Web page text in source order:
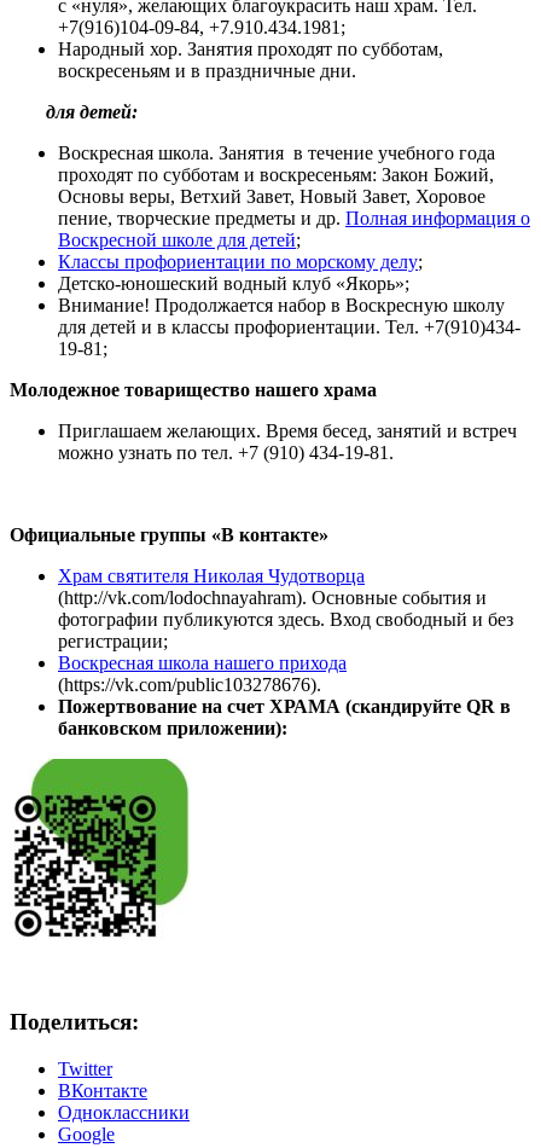
с «нуля», желающих благоукрасить наш храм. Тел.
+7(916)104-09-84, +7.910.434.1981;
Народный хор. Занятия проходят по субботам,
воскресеньям и в праздничные дни.
для детей:
Воскресная школа. Занятия в течение учебного года
проходят по субботам и воскресеньям: Закон Божий,
Основы веры, Ветхий Завет, Новый Завет, Хоровое
пение, творческие предметы и др. Полная информация о
Воскресной школе для детей;
Классы профориентации по морскому делу;
Детско-юношеский водный клуб «Якорь»;
Внимание! Продолжается набор в Воскресную школу
для детей и в классы профориентации. Тел. +7(910)434-
19-81;
Молодежное товарищество нашего храма
Приглашаем желающих. Время бесед, занятий и встреч
можно узнать по тел. +7 (910) 434-19-81.
Официальные группы «В контакте»
Храм святителя Николая Чудотворца
(http://vk.com/lodochnayahram). Основные события и
фотографии публикуются здесь. Вход свободный и без
регистрации;
Воскресная школа нашего прихода
(https://vk.com/public103278676).
Пожертвование на счет ХРАМА (скандируйте QR в
банковском приложении):
Поделиться:
Twitter
ВКонтакте
Одноклассники
Google